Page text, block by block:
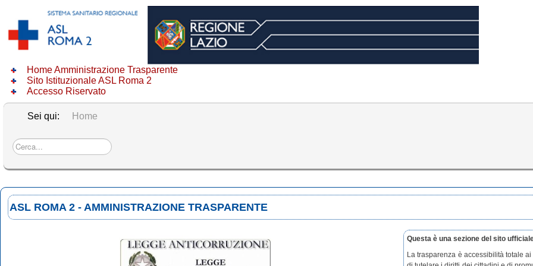
Home Amministrazione Trasparente
Sito Istituzionale ASL Roma 2
Accesso Riservato
Sei qui: Home
Cerca...
ASL ROMA 2 - AMMINISTRAZIONE TRASPARENTE
Questa è una sezione del sito
La trasparenza è accessibilità totale